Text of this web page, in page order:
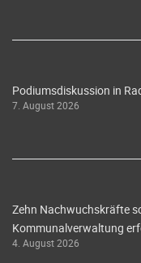
Podiumsdiskussion in
7. August 2026
Zehn Nachwuchskräfte
Kommunalverwaltung
4. August 2026